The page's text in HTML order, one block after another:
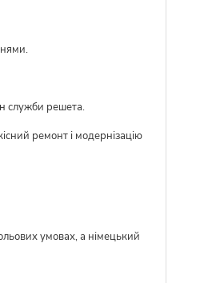
служби решета.
ремонт і модернізацію
умовах, а німецький